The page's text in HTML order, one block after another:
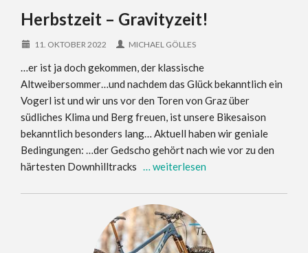
Herbstzeit – Gravityzeit!
11. OKTOBER 2022 MICHAEL GÖLLES
…er ist ja doch gekommen, der klassische
Altweibersommer…und nachdem das Glück bekanntlich ein
Vogerl ist und wir uns vor den Toren von Graz über
südliches Klima und Berg freuen, ist unsere Bikesaison
bekanntlich besonders lang… Aktuell haben wir geniale
Bedingungen: …der Gedscho gehört nach wie vor zu den
härtesten Downhilltracks … weiterlesen